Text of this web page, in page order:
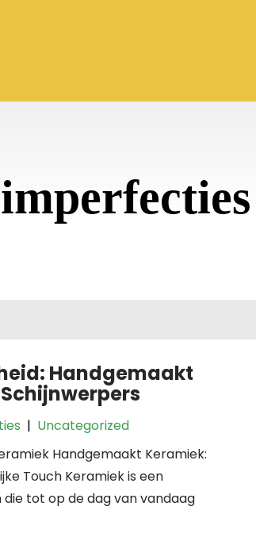
imperfecties
Handgemaakt
| Uncategorized
Handgemaakt Keramiek:
Touch Keramiek is een
tot op de dag van vandaag